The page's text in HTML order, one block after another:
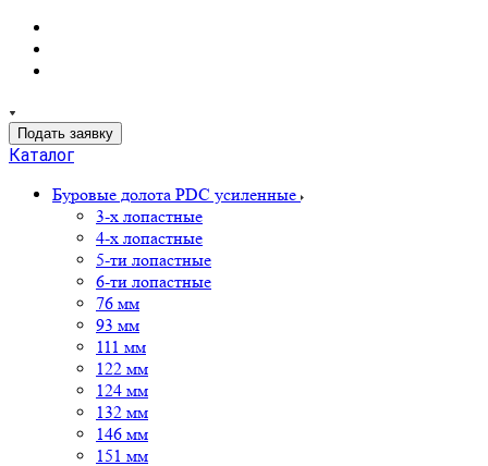
Подать заявку
Каталог
Буровые долота PDC усиленные
3-х лопастные
4-х лопастные
5-ти лопастные
6-ти лопастные
76 мм
93 мм
111 мм
122 мм
124 мм
132 мм
146 мм
151 мм